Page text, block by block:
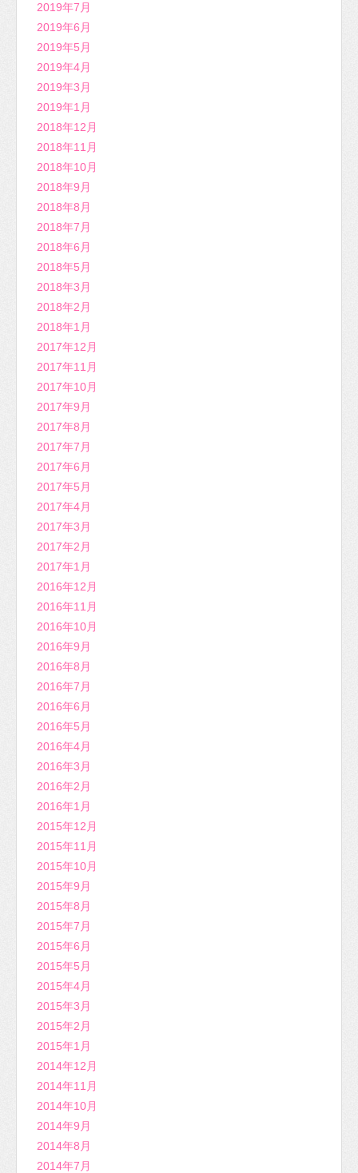
2019年7月
2019年6月
2019年5月
2019年4月
2019年3月
2019年1月
2018年12月
2018年11月
2018年10月
2018年9月
2018年8月
2018年7月
2018年6月
2018年5月
2018年3月
2018年2月
2018年1月
2017年12月
2017年11月
2017年10月
2017年9月
2017年8月
2017年7月
2017年6月
2017年5月
2017年4月
2017年3月
2017年2月
2017年1月
2016年12月
2016年11月
2016年10月
2016年9月
2016年8月
2016年7月
2016年6月
2016年5月
2016年4月
2016年3月
2016年2月
2016年1月
2015年12月
2015年11月
2015年10月
2015年9月
2015年8月
2015年7月
2015年6月
2015年5月
2015年4月
2015年3月
2015年2月
2015年1月
2014年12月
2014年11月
2014年10月
2014年9月
2014年8月
2014年7月